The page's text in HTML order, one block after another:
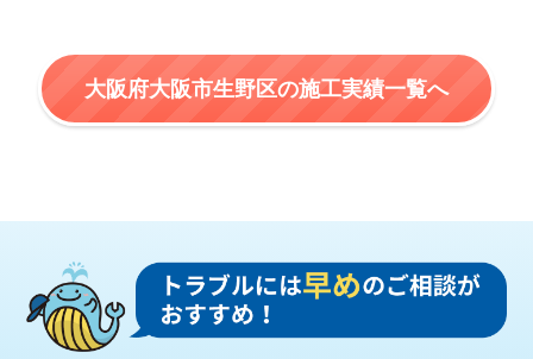
大阪府大阪市生野区の施工実績一覧へ